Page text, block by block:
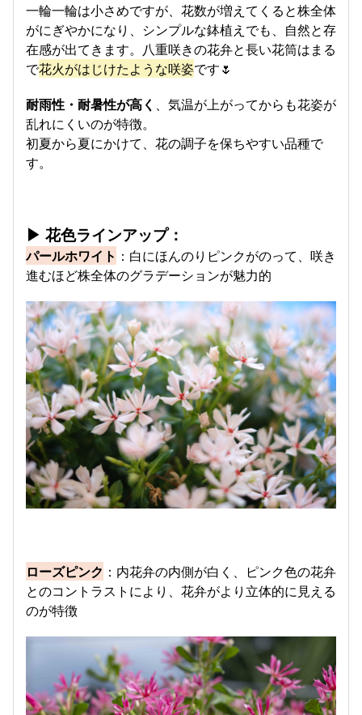
一輪一輪は小さめですが、花数が増えてくると株全体
がにぎやかになり、シンプルな鉢植えでも、自然と存
在感が出てきます。八重咲きの花弁と長い花筒はまる
で花火がはじけたような咲姿です🌷​
耐雨性・耐暑性が高く 、気温が上がってからも花姿が
乱れにくいのが特徴。
初夏から夏にかけて、花の調子を保ちやすい品種で
す。
▶ 花色ラインアップ：
パールホワイト ：白にほんのりピンクがのって、咲き
進むほど株全体のグラデーションが魅力的
ローズピンク ：内花弁の内側が白く、ピンク色の花弁
とのコントラストにより、花弁がより立体的に見える
のが特徴